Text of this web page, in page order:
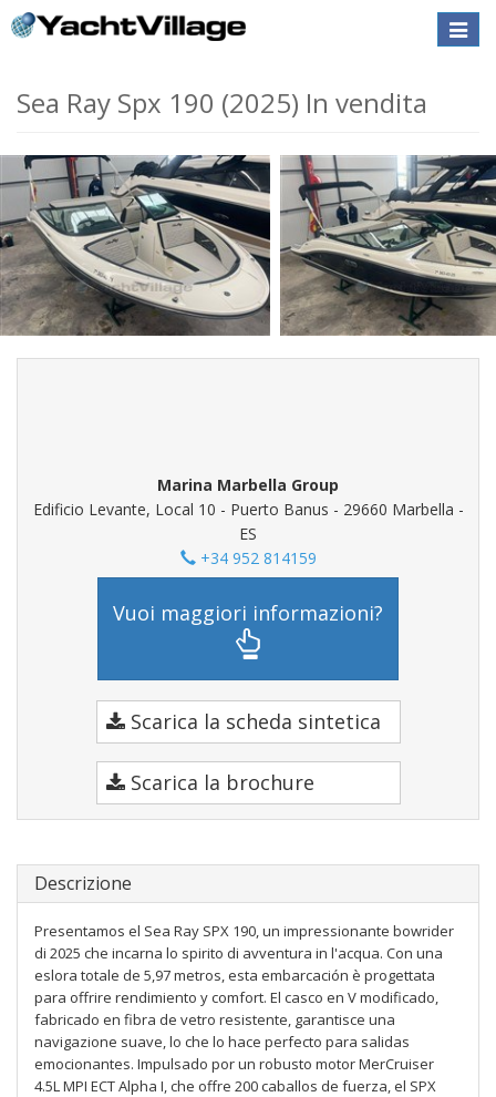
Toggle
Sea Ray Spx 190 (2025) In vendita
Marina Marbella Group
Edificio Levante, Local 10 - Puerto Banus - 29660 Marbella -
ES
+34 952 814159
Vuoi maggiori informazioni?
Scarica la scheda sintetica
Scarica la brochure
Descrizione
Presentamos el Sea Ray SPX 190, un impressionante bowrider
di 2025 che incarna lo spirito di avventura in l'acqua. Con una
eslora totale de 5,97 metros, esta embarcación è progettata
para offrire rendimiento y comfort. El casco en V modificado,
fabricado en fibra de vetro resistente, garantisce una
navigazione suave, lo che lo hace perfecto para salidas
emocionantes. Impulsado por un robusto motor MerCruiser
4.5L MPI ECT Alpha I, che offre 200 caballos de fuerza, el SPX